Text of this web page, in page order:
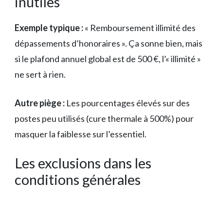
Exemple typique :« Remboursement illimité des
dépassements d’honoraires ». Ça sonne bien, mais
si le plafond annuel global est de 500 €, l’« illimité »
ne sert à rien.
Autre piège : Les pourcentages élevés sur des
postes peu utilisés (cure thermale à 500%) pour
masquer la faiblesse sur l’essentiel.
Les exclusions dans les
conditions générales